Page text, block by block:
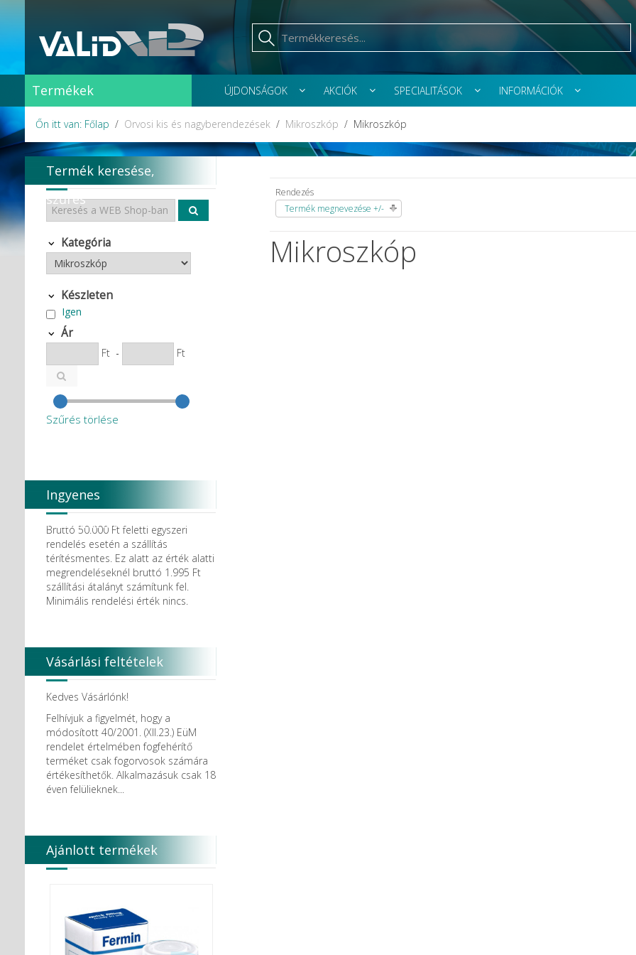
Termékek ÚJDONSÁGOK AKCIÓK SPECIALITÁSOK INFORMÁCIÓK
Őn itt van: Főlap Orvosi kis és nagyberendezések Mikroszkóp Mikroszkóp
Rendezés
Termék megnevezése +/-
Mikroszkóp
Termék keresése,
szűrés
Kategória
Készleten
Igen
Ár
Ft - Ft
Szűrés törlése
Ingyenes
házhozszállítás
Bruttó 50.000 Ft feletti egyszeri
rendelés esetén a szállítás
térítésmentes. Ez alatt az érték alatti
megrendeléseknél bruttó 1.995 Ft
szállítási átalányt számítunk fel.
Minimális rendelési érték nincs.
Vásárlási feltételek
Kedves Vásárlónk!
Felhívjuk a figyelmét, hogy a
módosított 40/2001. (XII.23.) EüM
rendelet értelmében fogfehérítő
terméket csak fogorvosok számára
értékesíthetők. Alkalmazásuk csak 18
éven felülieknek...
Ajánlott termékek